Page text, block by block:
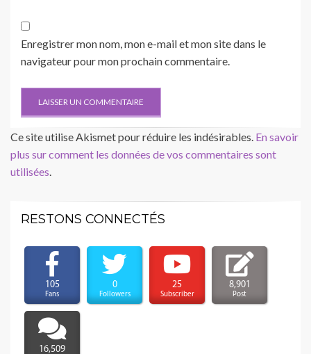
Enregistrer mon nom, mon e-mail et mon site dans le
navigateur pour mon prochain commentaire.
Ce site utilise Akismet pour réduire les indésirables. En savoir
plus sur comment les données de vos commentaires sont
utilisées.
RESTONS CONNECTÉS
105
Fans
0
Followers
25
Subscriber
8,901
Post
16,509